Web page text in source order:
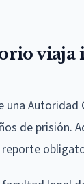
viaja
Autoridad
de prisión.